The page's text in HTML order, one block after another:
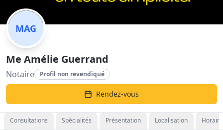
MAG
Me Amélie Guerrand
Notaire Profil non revendiqué
Rendez-vous
Consultations Spécialités Présentation Localisation